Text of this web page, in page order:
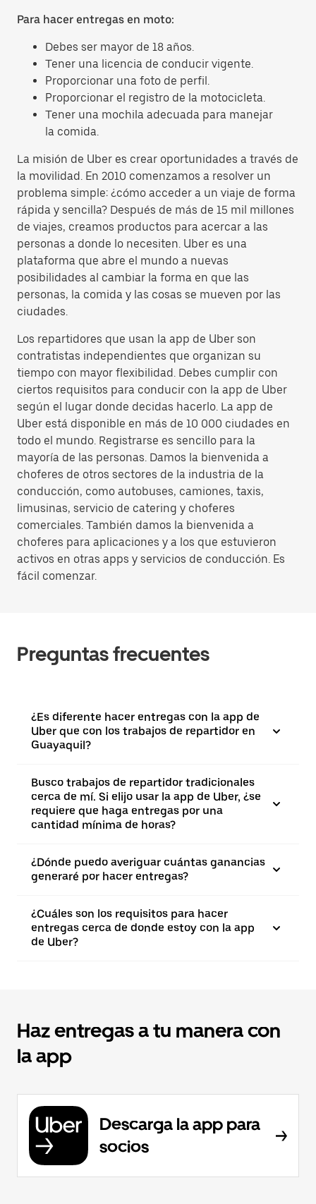
Para hacer entregas en moto:
Debes ser mayor de 18 años.
Tener una licencia de conducir vigente.
Proporcionar una foto de perfil.
Proporcionar el registro de la motocicleta.
Tener una mochila adecuada para manejar
la comida.
La misión de Uber es crear oportunidades a través de
la movilidad. En 2010 comenzamos a resolver un
problema simple: ¿cómo acceder a un viaje de forma
rápida y sencilla? Después de más de 15 mil millones
de viajes, creamos productos para acercar a las
personas a donde lo necesiten. Uber es una
plataforma que abre el mundo a nuevas
posibilidades al cambiar la forma en que las
personas, la comida y las cosas se mueven por las
ciudades.
Los repartidores que usan la app de Uber son
contratistas independientes que organizan su
tiempo con mayor flexibilidad. Debes cumplir con
ciertos requisitos para conducir con la app de Uber
según el lugar donde decidas hacerlo. La app de
Uber está disponible en más de 10 000 ciudades en
todo el mundo. Registrarse es sencillo para la
mayoría de las personas. Damos la bienvenida a
choferes de otros sectores de la industria de la
conducción, como autobuses, camiones, taxis,
limusinas, servicio de catering y choferes
comerciales. También damos la bienvenida a
choferes para aplicaciones y a los que estuvieron
activos en otras apps y servicios de conducción. Es
fácil comenzar.
Preguntas frecuentes
¿Es diferente hacer entregas con la app de
Uber que con los trabajos de repartidor en
Guayaquil?
Busco trabajos de repartidor tradicionales
cerca de mí. Si elijo usar la app de Uber, ¿se
requiere que haga entregas por una
cantidad mínima de horas?
¿Dónde puedo averiguar cuántas ganancias
generaré por hacer entregas?
¿Cuáles son los requisitos para hacer
entregas cerca de donde estoy con la app
de Uber?
Haz entregas a tu manera con
la app
Descarga la app para
socios